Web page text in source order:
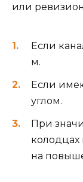
или
Если
м.
Если
углом.
При
колодцах
на